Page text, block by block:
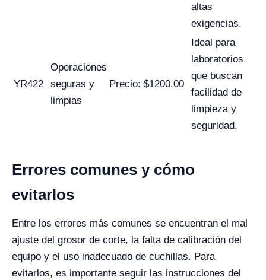
altas
exigencias.
YR422
Operaciones
seguras y
limpias
Precio: $1200.00
Ideal para
laboratorios
que buscan
facilidad de
limpieza y
seguridad.
Errores comunes y cómo
evitarlos
Entre los errores más comunes se encuentran el mal
ajuste del grosor de corte, la falta de calibración del
equipo y el uso inadecuado de cuchillas. Para
evitarlos, es importante seguir las instrucciones del